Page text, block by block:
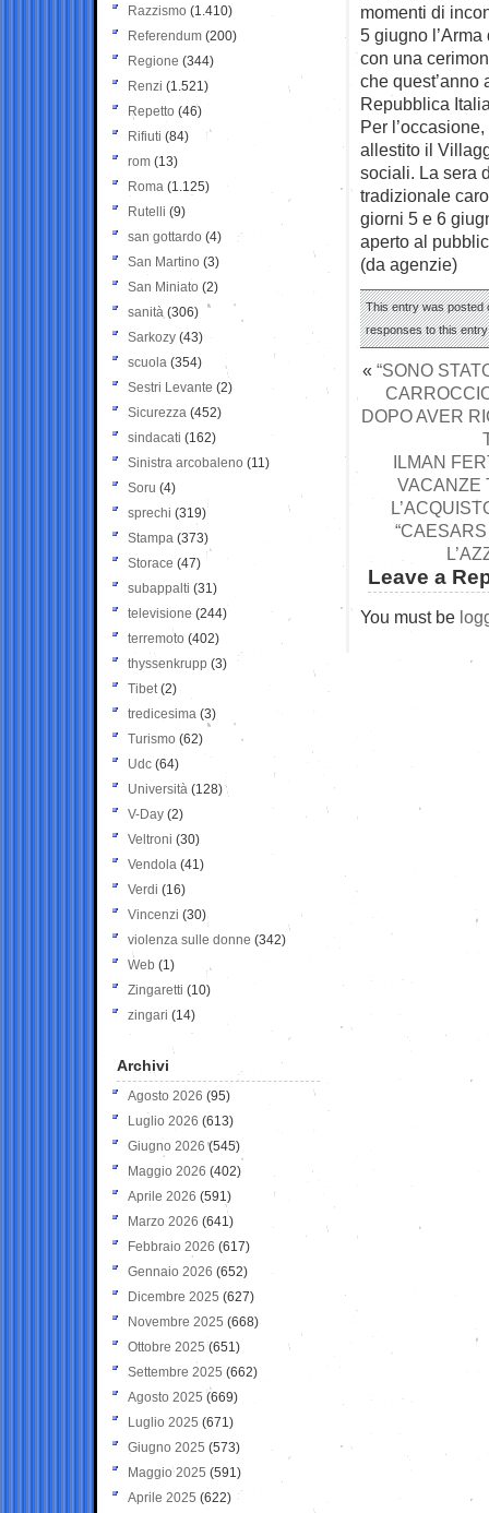
momenti di
5 giugno
con una
che
Repubblica
Per
allestito il
sociali. La sera
tradizionale
giorni 5 e 6
aperto al
(da agenzie)
This entry was posted
responses to this
« “SONO
DOPO AVER
ILMAN
VACANZE
Leave a
You must be
Razzismo (1.410)
Referendum (200)
Regione (344)
Renzi (1.521)
Repetto (46)
Rifiuti (84)
rom (13)
Roma (1.125)
Rutelli (9)
san gottardo (4)
San Martino (3)
San Miniato (2)
sanità (306)
Sarkozy (43)
scuola (354)
Sestri Levante (2)
Sicurezza (452)
sindacati (162)
Sinistra arcobaleno (11)
Soru (4)
sprechi (319)
Stampa (373)
Storace (47)
subappalti (31)
televisione(244)
terremoto (402)
thyssenkrupp (3)
Tibet(2)
tredicesima (3)
Turismo (62)
Udc (64)
Università (128)
V-Day (2)
Veltroni (30)
Vendola (41)
Verdi (16)
Vincenzi (30)
violenza sulle donne (342)
Web (1)
Zingaretti (10)
zingari (14)
Archivi
Agosto 2026 (95)
Luglio 2026 (613)
Giugno 2026 (545)
Maggio 2026 (402)
Aprile 2026 (591)
Marzo 2026 (641)
Febbraio 2026 (617)
Gennaio 2026 (652)
Dicembre 2025 (627)
Novembre 2025 (668)
Ottobre 2025 (651)
Settembre 2025 (662)
Agosto 2025 (669)
Luglio 2025 (671)
Giugno 2025 (573)
Maggio 2025 (591)
Aprile 2025 (622)